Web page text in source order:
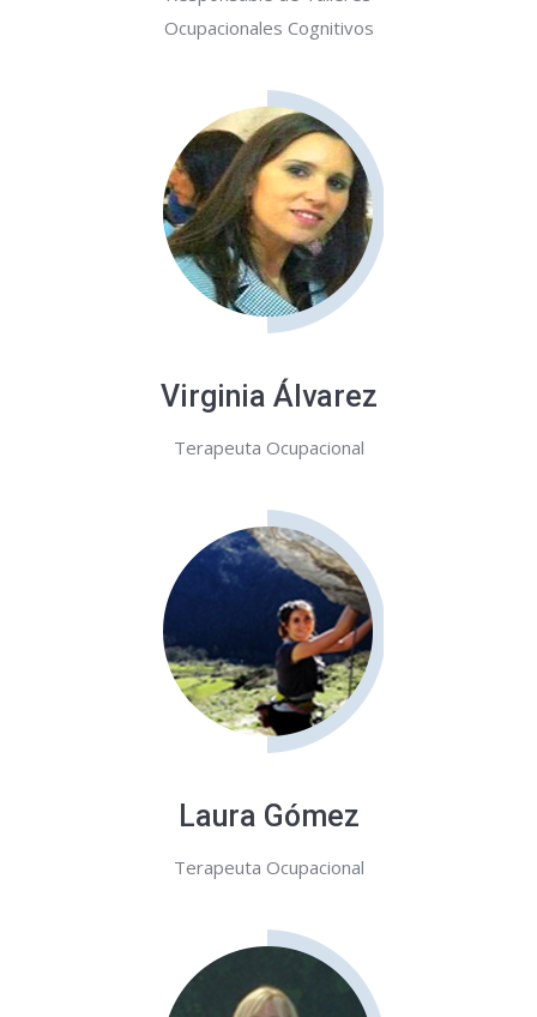
Ocupacionales Cognitivos
Virginia Álvarez
Terapeuta Ocupacional
Laura Gómez
Terapeuta Ocupacional